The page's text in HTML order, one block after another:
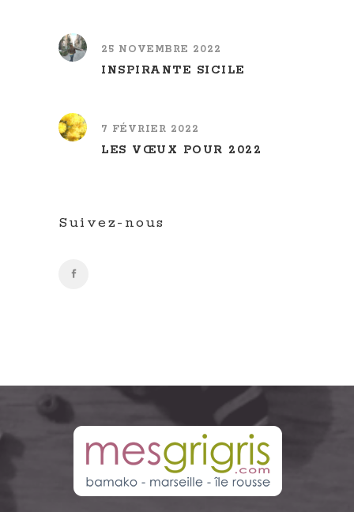
25 NOVEMBRE 2022
INSPIRANTE SICILE
7 FÉVRIER 2022
LES VŒUX POUR 2022
Suivez-nous